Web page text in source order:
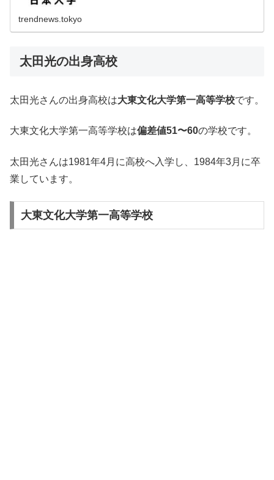
trendnews.tokyo
太田光の出身高校
太田光さんの出身高校は大東文化大学第一高等学校です。
大東文化大学第一高等学校は偏差値51〜60の学校です。
太田光さんは1981年4月に高校へ入学し、1984年3月に卒
業しています。
大東文化大学第一高等学校